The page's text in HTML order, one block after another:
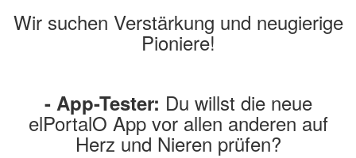
Wir suchen Verstärkung und neugierige
Pioniere!
- App-Tester: Du willst die neue
elPortalO App vor allen anderen auf
Herz und Nieren prüfen?